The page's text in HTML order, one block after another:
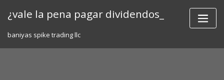
¿vale la pena pagar dividendos_
baniyas spike trading llc